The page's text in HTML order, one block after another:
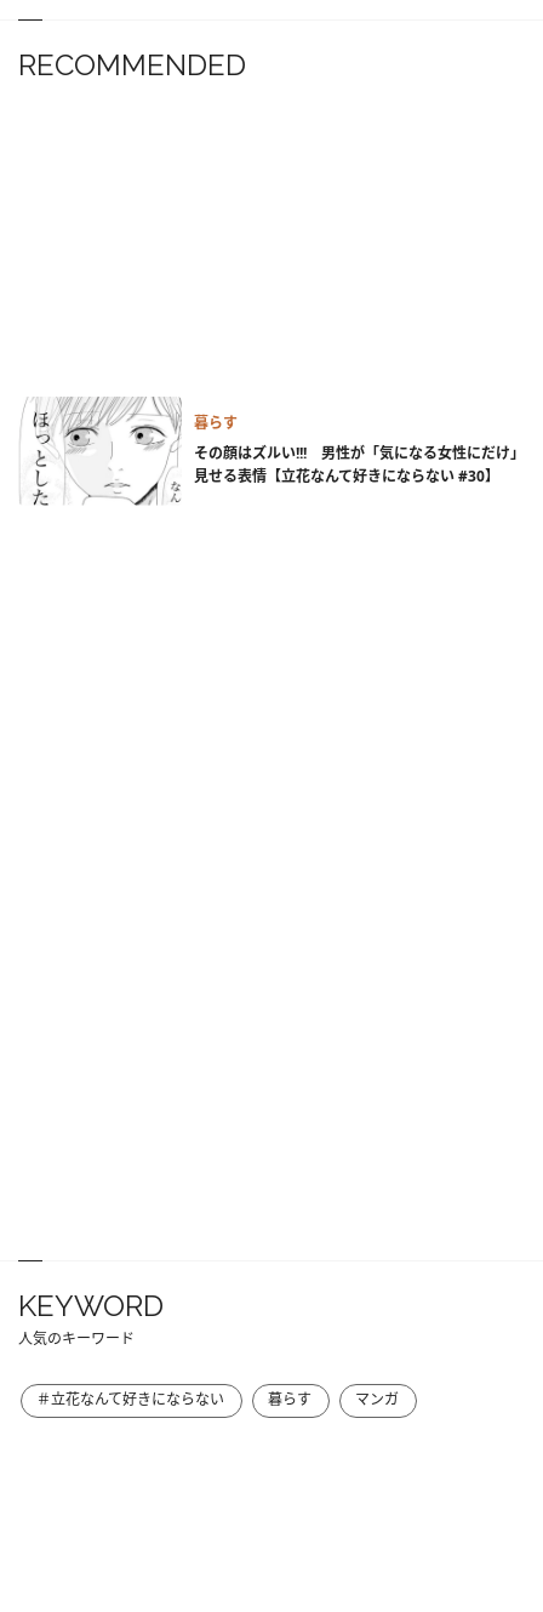
RECOMMENDED
暮らす
その顔はズルい!!! 男性が「気になる女性にだけ」
見せる表情【立花なんて好きにならない #30】
KEYWORD
人気のキーワード
＃立花なんて好きにならない 暮らす マンガ